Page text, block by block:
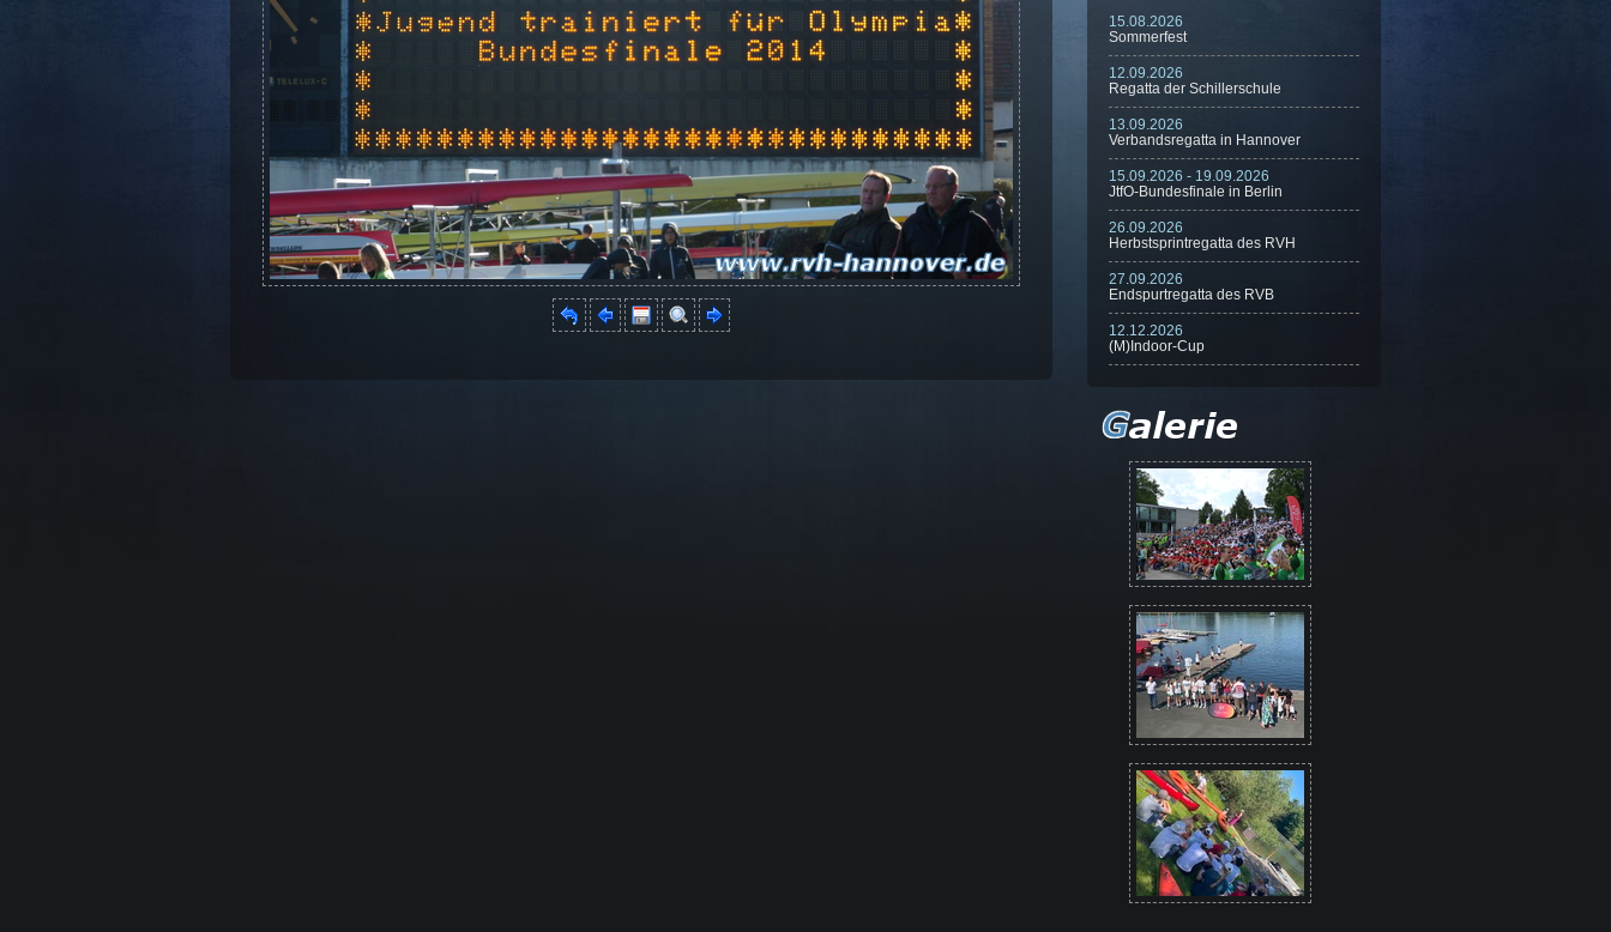
15.08.2026
Sommerfest
12.09.2026
Regatta der Schillerschule
13.09.2026
Verbandsregatta in Hannover
15.09.2026 - 19.09.2026
JtfO-Bundesfinale in Berlin
26.09.2026
Herbstsprintregatta des RVH
27.09.2026
Endspurtregatta des RVB
12.12.2026
(M)Indoor-Cup